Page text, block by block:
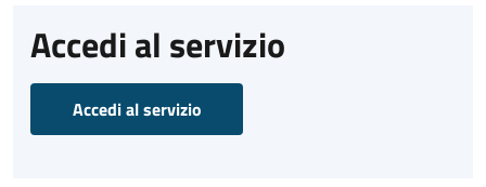
Accedi al servizio
Accedi al servizio